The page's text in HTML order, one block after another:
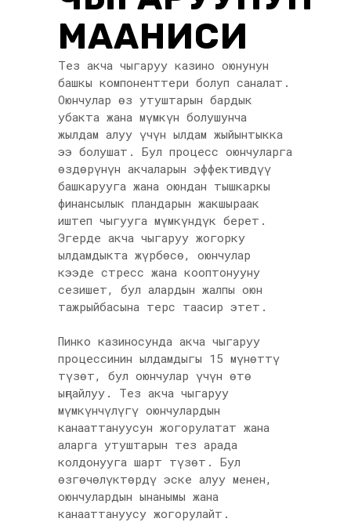
МААНИСИ
Тез акча чыгаруу казино оюнунун
башкы компоненттери болуп саналат.
Оюнчулар өз утуштарын бардык
убакта жана мүмкүн болушунча
жылдам алуу үчүн ылдам жыйынтыкка
ээ болушат. Бул процесс оюнчуларга
өздөрүнүн акчаларын эффективдүү
башкарууга жана оюндан тышкаркы
финансылык пландарын жакшыраак
иштеп чыгууга мүмкүндүк берет.
Эгерде акча чыгаруу жогорку
ылдамдыкта жүрбөсө, оюнчулар
кээде стресс жана кооптонууну
сезишет, бул алардын жалпы оюн
тажрыйбасына терс таасир этет.
Пинко казиносунда акча чыгаруу
процессинин ылдамдыгы 15 мүнөттү
түзөт, бул оюнчулар үчүн өтө
ыңгайлуу. Тез акча чыгаруу
мүмкүнчүлүгү оюнчулардын
канааттануусун жогорулатат жана
аларга утуштарын тез арада
колдонууга шарт түзөт. Бул
өзгөчөлүктөрдү эске алуу менен,
оюнчулардын ынанымы жана
канааттануусу жогорулайт.